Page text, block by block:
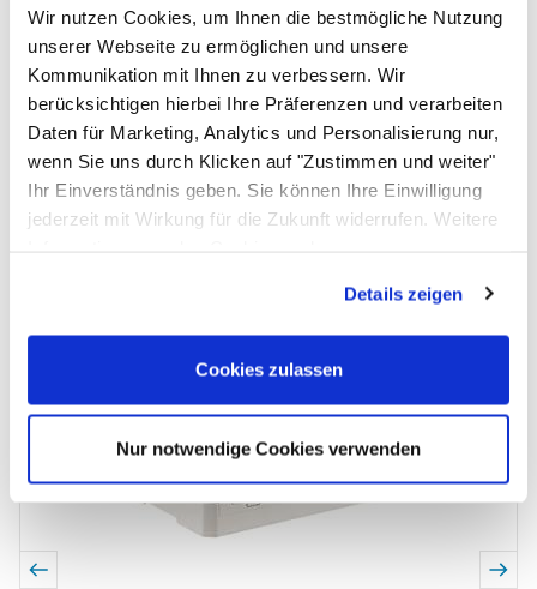
Wir nutzen Cookies, um Ihnen die bestmögliche Nutzung
unserer Webseite zu ermöglichen und unsere
Kommunikation mit Ihnen zu verbessern. Wir
berücksichtigen hierbei Ihre Präferenzen und verarbeiten
Daten für Marketing, Analytics und Personalisierung nur,
wenn Sie uns durch Klicken auf "Zustimmen und weiter"
Ihr Einverständnis geben. Sie können Ihre Einwilligung
jederzeit mit Wirkung für die Zukunft widerrufen. Weitere
Details zeigen
Cookies zulassen
Nur notwendige Cookies verwenden
Höhe zusammengeklappt
9,5 cm
Gewicht
2,9 kg
Camping, Outdoor, Haushalt, Terrasse, Picknick
Passendes Zubehör von ALLPAX